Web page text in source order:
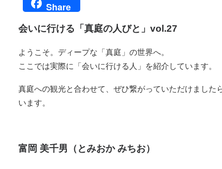
Share
会いに行ける「真庭の人びと」vol.27
ようこそ。ディープな「真庭」の世界へ。
ここでは実際に「会いに行ける人」を紹介しています。
真庭への観光と合わせて、ぜひ繋がっていただけました
います。
富岡 美千男 （とみおか みちお）